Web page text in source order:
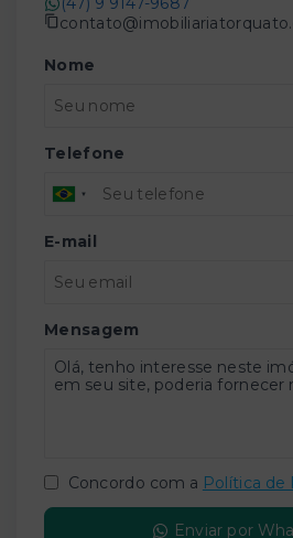
Nome
Telefone
E-mail
Mensagem
Concordo com a Política de
Enviar por